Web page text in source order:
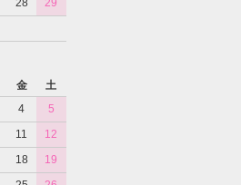
金
土
4
5
11
12
18
19